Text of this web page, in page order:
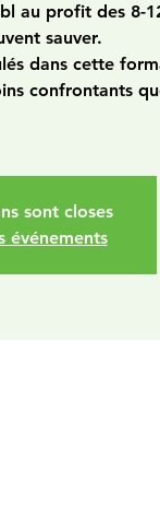
au profit des 8-
sauver.
dans cette
confrontants
sont closes
événements